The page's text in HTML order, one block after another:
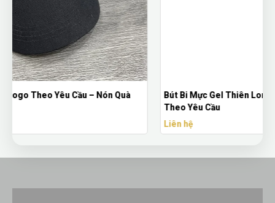
Bút Bi Mực Gel Thiên Long Có Nắp Đậy - Bút Bi In Logo